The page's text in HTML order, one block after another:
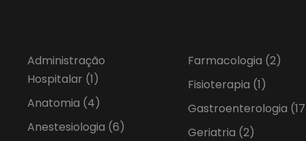
Administração
Hospitalar (1)
Anatomia (4)
Anestesiologia (6)
Farmacologia (2)
Fisioterapia (1)
Gastroenterologia
Geriatria (2)